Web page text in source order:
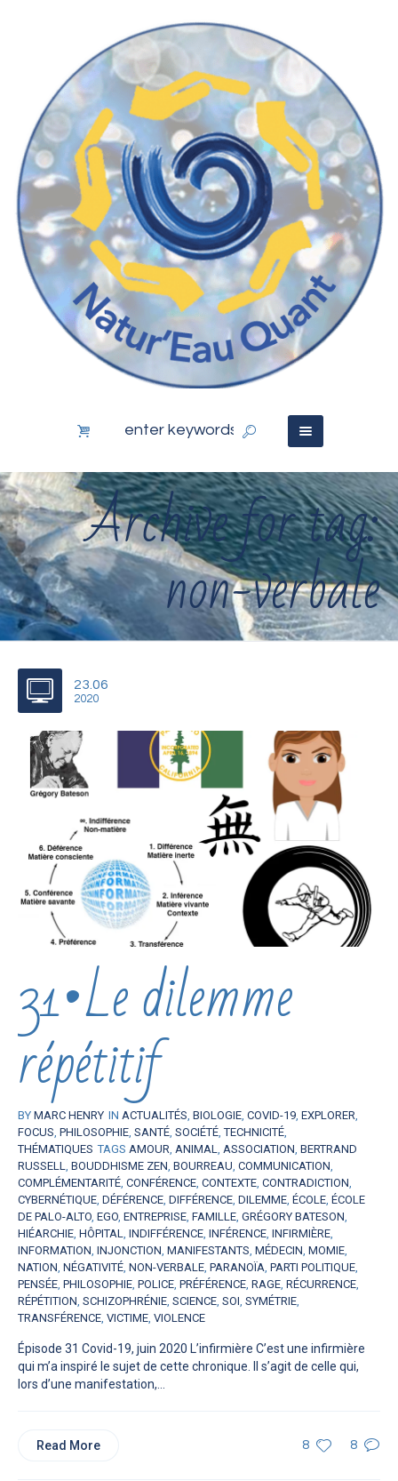
Archive for tag:
non-verbale
23.06
2020
31•Le dilemme
répétitif
BY MARC HENRY IN ACTUALITÉS, BIOLOGIE, COVID-19, EXPLORER,
FOCUS, PHILOSOPHIE, SANTÉ, SOCIÉTÉ,TECHNICITÉ,
THÉMATIQUES TAGS AMOUR, ANIMAL, ASSOCIATION, BERTRAND
RUSSELL, BOUDDHISME ZEN, BOURREAU, COMMUNICATION,
COMPLÉMENTARITÉ, CONFÉRENCE, CONTEXTE, CONTRADICTION,
CYBERNÉTIQUE, DÉFÉRENCE, DIFFÉRENCE, DILEMME, ÉCOLE, ÉCOLE
DE PALO-ALTO, EGO, ENTREPRISE, FAMILLE, GRÉGORY BATESON,
HIÉARCHIE, HÔPITAL, INDIFFÉRENCE, INFÉRENCE, INFIRMIÈRE,
INFORMATION, INJONCTION, MANIFESTANTS, MÉDECIN, MOMIE,
NATION, NÉGATIVITÉ, NON-VERBALE, PARANOÏA, PARTI POLITIQUE,
PENSÉE, PHILOSOPHIE, POLICE, PRÉFÉRENCE, RAGE, RÉCURRENCE,
RÉPÉTITION, SCHIZOPHRÉNIE, SCIENCE, SOI, SYMÉTRIE,
TRANSFÉRENCE, VICTIME, VIOLENCE
Épisode 31 Covid-19, juin 2020 L’infirmière C’est une infirmière
qui m’a inspiré le sujet de cette chronique. Il s’agit de celle qui,
lors d’une manifestation,...
8 8
Read More